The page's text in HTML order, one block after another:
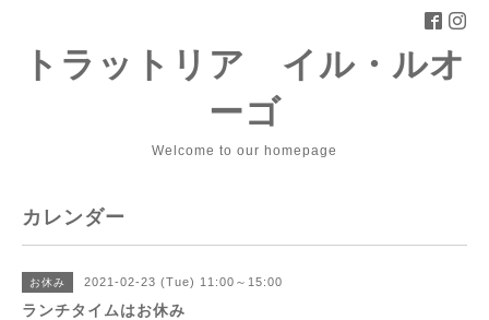
トラットリア イル・ルオ
ーゴ
Welcome to our homepage
カレンダー
お休み 2021-02-23 (Tue) 11:00～15:00
ランチタイムはお休み